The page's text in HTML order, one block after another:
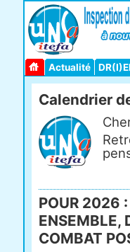
Actualité
Calendrier
POUR 2026 :
ENSEMBLE,
COMBAT